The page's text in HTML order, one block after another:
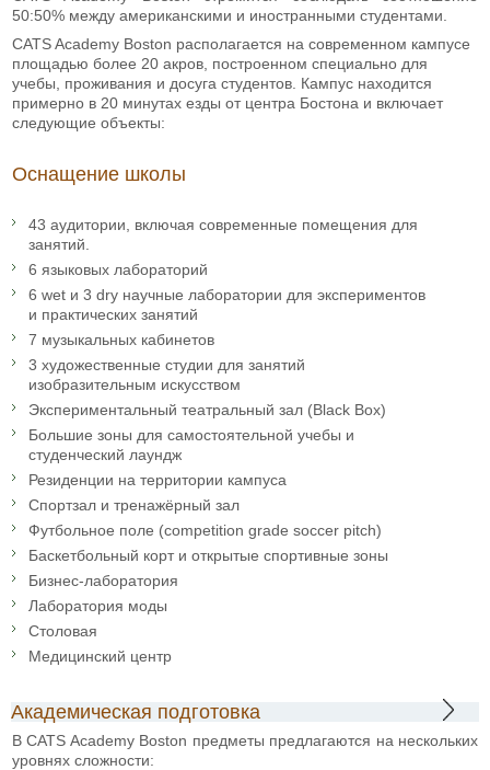
50:50% между американскими и иностранными студентами.
CATS Academy Boston располагается на современном кампусе
площадью более 20 акров, построенном специально для
учебы, проживания и досуга студентов. Кампус находится
примерно в 20 минутах езды от центра Бостона и включает
следующие объекты:
Оснащение школы
43 аудитории, включая современные помещения для
занятий.
6 языковых лабораторий
6 wet и 3 dry научные лаборатории для экспериментов
и практических занятий
7 музыкальных кабинетов
3 художественные студии для занятий
изобразительным искусством
Экспериментальный театральный зал (Black Box)
Большие зоны для самостоятельной учебы и
студенческий лаундж
Резиденции на территории кампуса
Спортзал и тренажёрный зал
Футбольное поле (competition grade soccer pitch)
Баскетбольный корт и открытые спортивные зоны
Бизнес-лаборатория
Лаборатория моды
Столовая
Медицинский центр
Академическая подготовка
В CATS Academy Boston предметы предлагаются на нескольких
уровнях сложности: